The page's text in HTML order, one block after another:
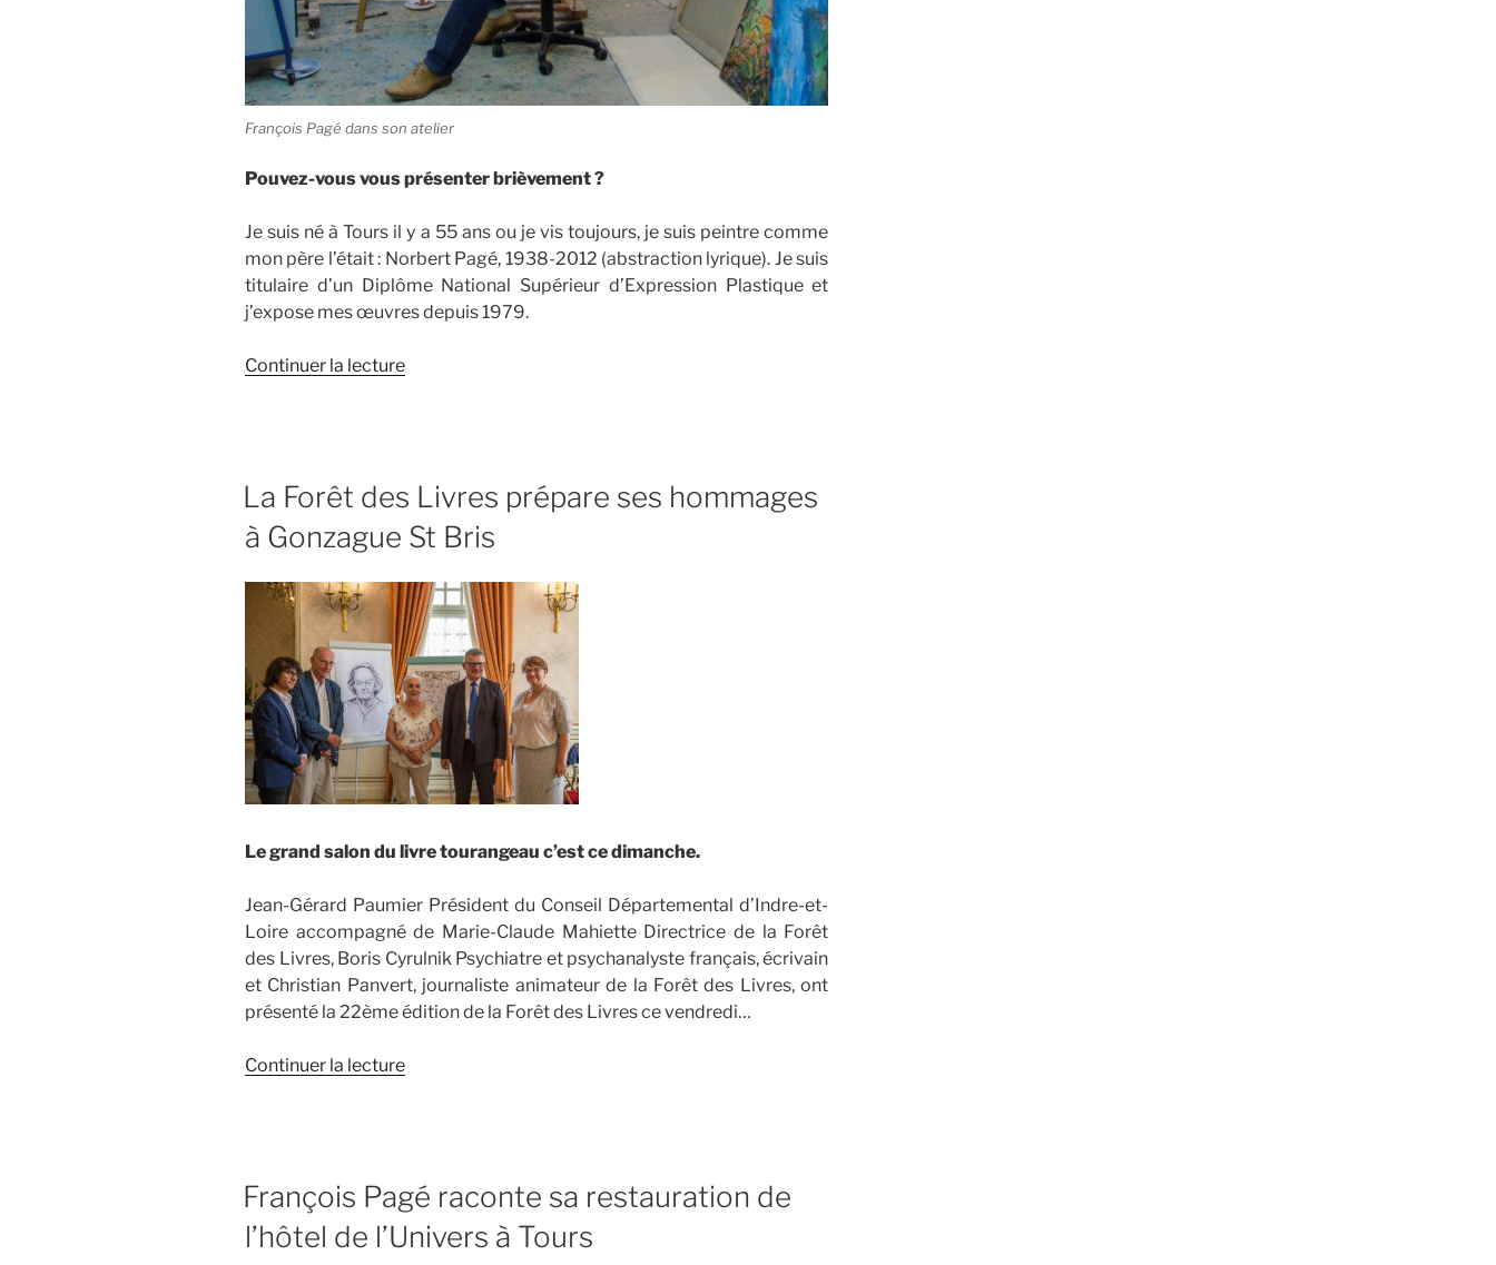
François Pagé dans son atelier
Pouvez-vous vous présenter brièvement ?
Je suis né à Tours il y a 55 ans ou je vis toujours, je suis peintre comme
mon père l’était : Norbert Pagé, 1938-2012 (abstraction lyrique). Je suis
titulaire d’un Diplôme National Supérieur d’Expression Plastique et
j’expose mes œuvres depuis 1979.
Continuer la lecturede
La Forêt des Livres prépare ses hommages
à Gonzague St Bris
Le grand salon du livre tourangeau c’est ce dimanche.
Jean-Gérard Paumier Président du Conseil Départemental d’Indre-et-
Loire accompagné de Marie-Claude Mahiette Directrice de la Forêt
des Livres, Boris Cyrulnik Psychiatre et psychanalyste français, écrivain
et Christian Panvert, journaliste animateur de la Forêt des Livres, ont
présenté la 22ème édition de la Forêt des Livres ce vendredi…
Continuer la lecturede
prépare
ses
hommages
François Pagé raconte sa restauration de
l’hôtel de l’Univers à Tours